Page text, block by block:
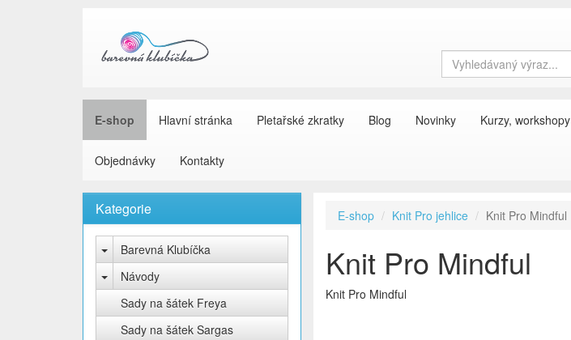
E-shop Hlavní stránka Pletařské zkratky Blog Novinky Kurzy, workshopy
Objednávky Kontakty
Kategorie
Barevná Klubíčka
Návody
Sady na šátek Freya
Sady na šátek Sargas
E-shop Knit Pro jehlice Knit Pro Mindful
Knit Pro Mindful
Knit Pro Mindful